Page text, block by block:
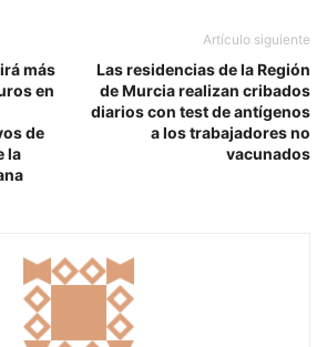
más
en
de
la
Artículo siguiente
Las residencias de la Región
de Murcia realizan cribados
diarios con test de antígenos
a los trabajadores no
vacunados